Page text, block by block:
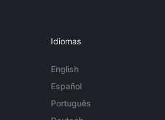
Idiomas
English
Español
Português